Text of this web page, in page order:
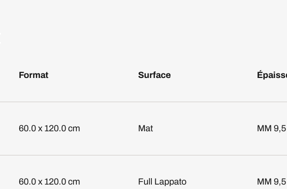
Format Surface
60.0 x 120.0 cm Mat MM 9,5
60.0 x 120.0 cm Full Lappato MM 9,5